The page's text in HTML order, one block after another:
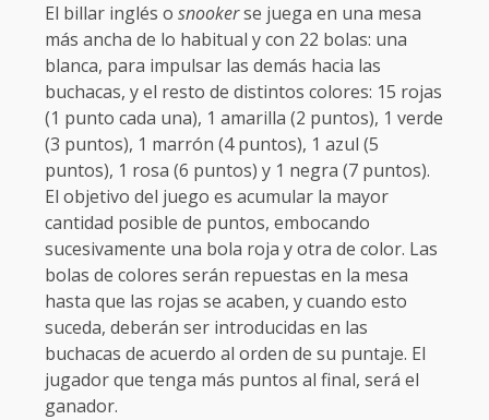
El billar inglés o snookerse juega en una mesa
más ancha de lo habitual y con 22 bolas: una
blanca, para impulsar las demás hacia las
buchacas, y el resto de distintos colores: 15 rojas
(1 punto cada una), 1 amarilla (2 puntos), 1 verde
(3 puntos), 1 marrón (4 puntos), 1 azul (5
puntos), 1 rosa (6 puntos) y 1 negra (7 puntos).
El objetivo del juego es acumular la mayor
cantidad posible de puntos, embocando
sucesivamente una bola roja y otra de color. Las
bolas de colores serán repuestas en la mesa
hasta que las rojas se acaben, y cuando esto
suceda, deberán ser introducidas en las
buchacas de acuerdo al orden de su puntaje. El
jugador que tenga más puntos al final, será el
ganador.